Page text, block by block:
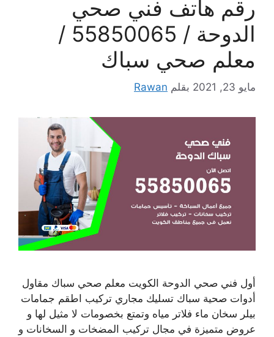
رقم هاتف فني صحي
الدوحة / 55850065 /
معلم صحي سباك
مايو 23, 2021 بقلم Rawan
أول فني صحي الدوحة الكويت معلم صحي سباك مقاول
أدوات صحية سباك تسليك مجاري تركيب اطقم جمامات
بيلر سخان ماء فلاتر مياه وتمتع بخصومات لا مثيل لها و
عروض متميزة في مجال تركيب المضخات و السخانات و